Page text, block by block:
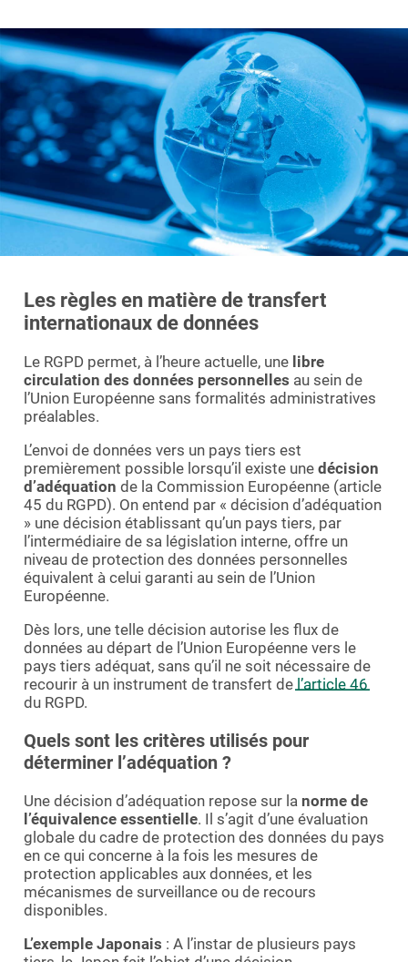
Les règles en matière de transfert
internationaux de données
Le RGPD permet, à l’heure actuelle, une libre
circulation des données personnelles au sein de
l’Union Européenne sans formalités administratives
préalables.
L’envoi de données vers un pays tiers est
premièrement possible lorsqu’il existe une décision
d’adéquation de la Commission Européenne (article
45 du RGPD). On entend par « décision d’adéquation
» une décision établissant qu’un pays tiers, par
l’intermédiaire de sa législation interne, offre un
niveau de protection des données personnelles
équivalent à celui garanti au sein de l’Union
Européenne.
Dès lors, une telle décision autorise les flux de
données au départ de l’Union Européenne vers le
pays tiers adéquat, sans qu’il ne soit nécessaire de
recourir à un instrument de transfert de l’article 46
du RGPD.
Quels sont les critères utilisés pour
déterminer l’adéquation ?
Une décision d’adéquation repose sur la norme de
l’équivalence essentielle. Il s’agit d’une évaluation
globale du cadre de protection des données du pays
en ce qui concerne à la fois les mesures de
protection applicables aux données, et les
mécanismes de surveillance ou de recours
disponibles.
L’exemple Japonais : A l’instar de plusieurs pays